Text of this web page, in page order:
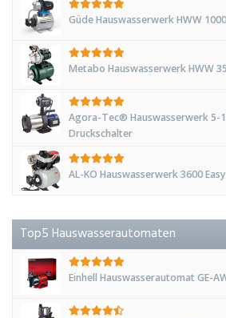
Güde Hauswasserwerk HWW 1000
Metabo Hauswasserwerk HWW
Agora-Tec® Hauswasserwerk 5-
Druckschalter
AL-KO Hauswasserwerk 3600 Easy
Top5 Hauswasserautomaten
Einhell Hauswasserautomat GE-